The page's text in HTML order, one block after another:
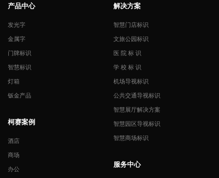
产品中心
发光字
金属字
门牌标识
智慧标识
灯箱
钣金产品
柯赛案例
酒店
商场
办公
解决方案
智慧门店标识
文旅公园标识
医 院 标 识
学 校 标 识
机场导视标识
公共交通导视标识
智慧展厅解决方案
智慧园区导视标识
智慧商场标识
服务中心